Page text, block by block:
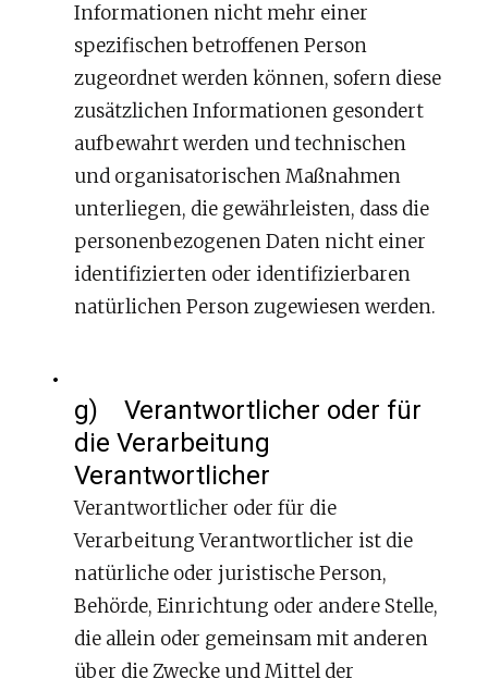
Informationen nicht mehr einer
spezifischen betroffenen Person
zugeordnet werden können, sofern diese
zusätzlichen Informationen gesondert
aufbewahrt werden und technischen
und organisatorischen Maßnahmen
unterliegen, die gewährleisten, dass die
personenbezogenen Daten nicht einer
identifizierten oder identifizierbaren
natürlichen Person zugewiesen werden.
g) Verantwortlicher oder für
die Verarbeitung
Verantwortlicher
Verantwortlicher oder für die
Verarbeitung Verantwortlicher ist die
natürliche oder juristische Person,
Behörde, Einrichtung oder andere Stelle,
die allein oder gemeinsam mit anderen
über die Zwecke und Mittel der